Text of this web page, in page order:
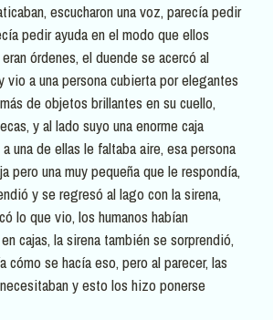
escucharon una voz, parecía pedir
pedir ayuda en el modo que ellos
órdenes, el duende se acercó al
a una persona cubierta por elegantes
de objetos brillantes en su cuello,
y al lado suyo una enorme caja
una de ellas le faltaba aire, esa persona
pero una muy pequeña que le respondía,
y se regresó al lago con la sirena,
lo que vio, los humanos habían
cajas, la sirena también se sorprendió,
cómo se hacía eso, pero al parecer, las
y esto los hizo ponerse